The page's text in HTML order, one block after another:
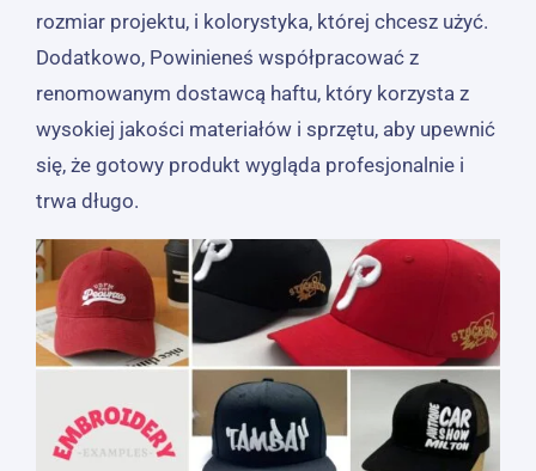
rozmiar projektu, i kolorystyka, której chcesz użyć.
Dodatkowo, Powinieneś współpracować z
renomowanym dostawcą haftu, który korzysta z
wysokiej jakości materiałów i sprzętu, aby upewnić
się, że gotowy produkt wygląda profesjonalnie i
trwa długo.